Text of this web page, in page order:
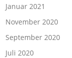
Januar 2021
November 2020
September 2020
Juli 2020